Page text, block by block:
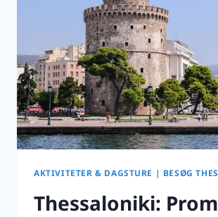
KØRE
TIL
HALKIDIKI?
AKTIVITETER & DAGSTURE | BESØG
Thessaloniki: